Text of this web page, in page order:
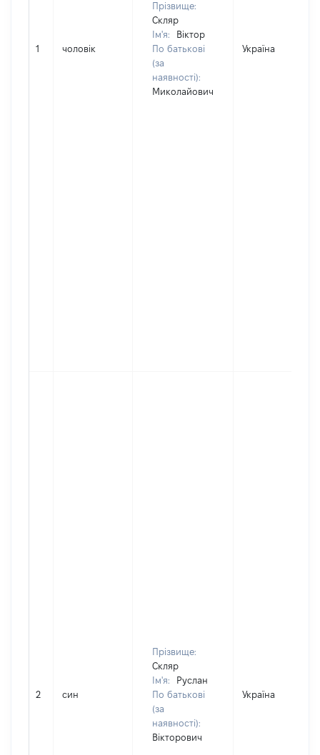
1 чоловік
Прізвище:
Скляр
Ім'я:
Віктор
По батькові
(за
наявності):
Миколайович
Україна
2 син
Прізвище:
Скляр
Ім'я:
Руслан
По батькові
(за
наявності):
Вікторович
Україна